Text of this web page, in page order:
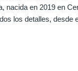
en 2019 en
los detalles, desde